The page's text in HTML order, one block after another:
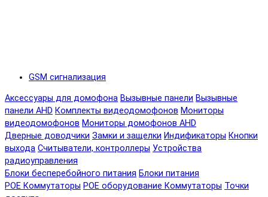
GSM сигнализация
Аксессуары для домофона Вызывные панели Вызывные
панели AHD Комплекты видеодомофонов Мониторы
видеодомофонов Мониторы домофонов AHD
Дверные доводчики Замки и защелки Индификаторы Кнопки
выхода Считыватели, контроллеры Устройства
радиоуправления
Блоки бесперебойного питания Блоки питания
POE Коммутаторы POE оборудование Коммутаторы Точки